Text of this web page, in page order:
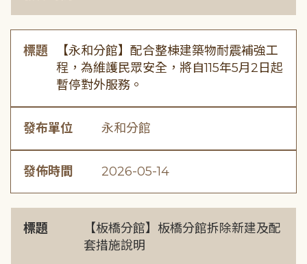
標題
【永和分館】配合整棟建築物耐震補強工
程，為維護民眾安全，將自115年5月2日起
暫停對外服務。
發布單位 永和分館
發佈時間 2026-05-14
標題
【板橋分館】板橋分館拆除新建及配
套措施說明